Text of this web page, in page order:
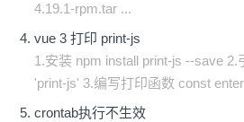
4.19.1-rpm.tar ...
vue 3 打印 print-js
1.安装 npm install print-js --save 2.
'print-js' 3.编写打印函数 const
crontab执行不生效